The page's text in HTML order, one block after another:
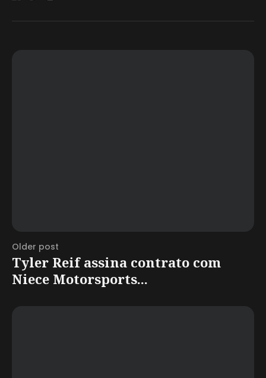
Older post
Tyler Reif assina contrato com
Niece Motorsports...